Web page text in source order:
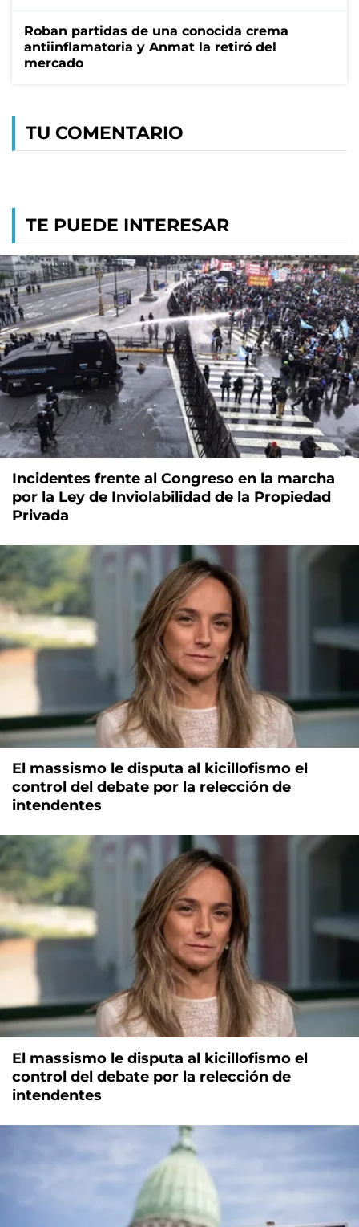
Roban partidas de una conocida crema
antiinflamatoria y Anmat la retiró del
mercado
TU COMENTARIO
TE PUEDE INTERESAR
Incidentes frente al Congreso en la marcha
por la Ley de Inviolabilidad de la Propiedad
Privada
El massismo le disputa al kicillofismo el
control del debate por la relección de
intendentes
El massismo le disputa al kicillofismo el
control del debate por la relección de
intendentes